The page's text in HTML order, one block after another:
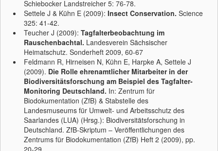
Schiebocker Landstreicher 5: 76-78.
Settele J & Kühn E (2009): Insect Conservation. Science
325: 41-42.
Teucher J (2009): Tagfalterbeobachtung im
Rauschenbachtal. Landesverein Sächsischer
Heimatschutz. Sonderheft 2009, 60-67
Feldmann R, Hirneisen N, Kühn E, Harpke A, Settele J
(2009). Die Rolle ehrenamtlicher Mitarbeiter in der
Biodiversitätsforschung am Beispiel des Tagfalter-
Monitoring Deutschland. In: Zentrum für
Biodokumentation (ZfB) & Stabstelle des
Landesmuseums für Umwelt- und Arbeitsschutz des
Saarlandes (LUA) (Hrsg.): Biodiversitätsforschung in
Deutschland. ZfB-Skriptum – Veröffentlichungen des
Zentrums für Biodokumentation (ZfB) Heft 2 (2009), pp.
20-29.